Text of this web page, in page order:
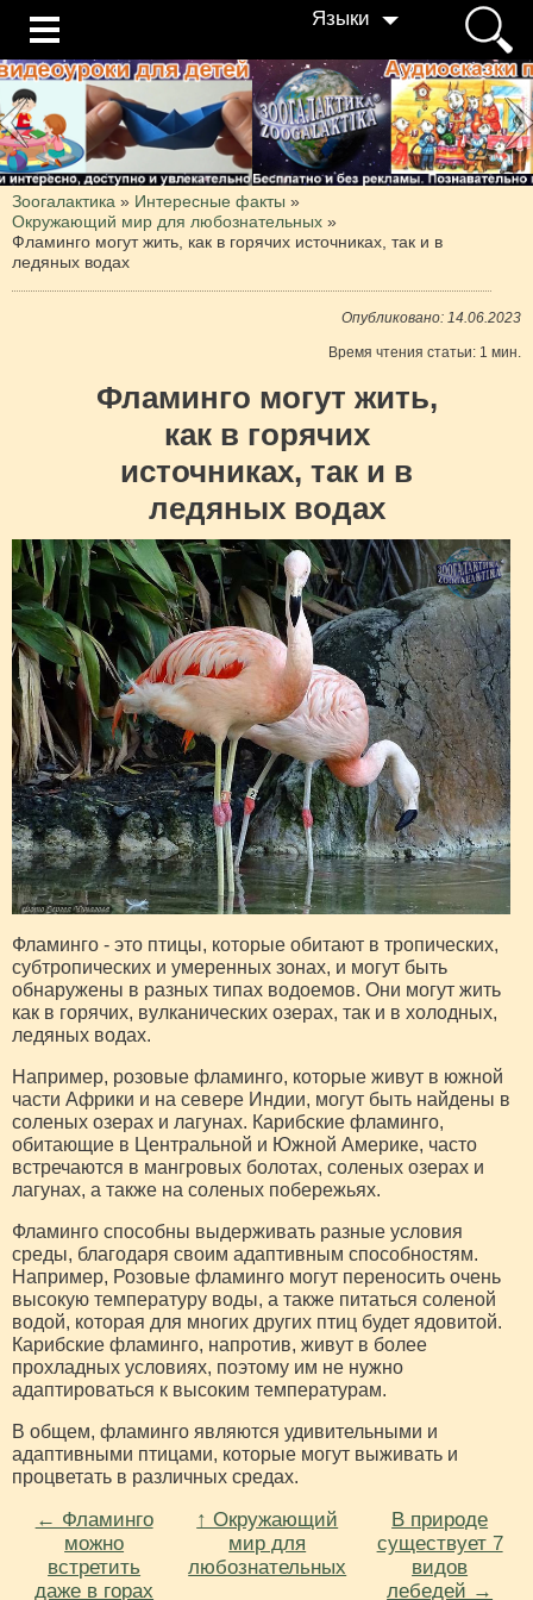
Языки
Зоогалактика » Интересные факты »
Окружающий мир для любознательных »
Фламинго могут жить, как в горячих источниках, так и в
ледяных водах
Опубликовано: 14.06.2023
Время чтения статьи: 1 мин.
Фламинго могут жить,
как в горячих
источниках, так и в
ледяных водах
Фламинго - это птицы, которые обитают в тропических,
субтропических и умеренных зонах, и могут быть
обнаружены в разных типах водоемов. Они могут жить
как в горячих, вулканических озерах, так и в холодных,
ледяных водах.
Например, розовые фламинго, которые живут в южной
части Африки и на севере Индии, могут быть найдены в
соленых озерах и лагунах. Карибские фламинго,
обитающие в Центральной и Южной Америке, часто
встречаются в мангровых болотах, соленых озерах и
лагунах, а также на соленых побережьях.
Фламинго способны выдерживать разные условия
среды, благодаря своим адаптивным способностям.
Например, Розовые фламинго могут переносить очень
высокую температуру воды, а также питаться соленой
водой, которая для многих других птиц будет ядовитой.
Карибские фламинго, напротив, живут в более
прохладных условиях, поэтому им не нужно
адаптироваться к высоким температурам.
В общем, фламинго являются удивительными и
адаптивными птицами, которые могут выживать и
процветать в различных средах.
← Фламинго
можно
встретить
даже в горах
↑ Окружающий
мир для
любознательных
В природе
существует 7
видов
лебедей →